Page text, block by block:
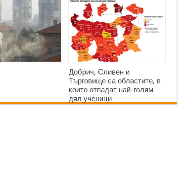
Добрич, Сливен и
Търговище са областите, в
които отпадат най-голям
дял ученици